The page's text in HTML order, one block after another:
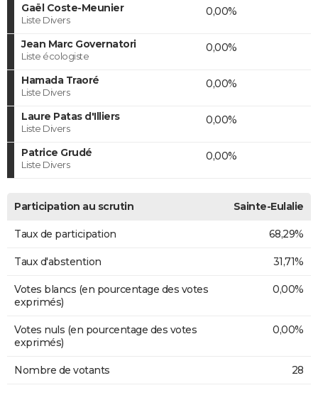
Gaël Coste-Meunier
Liste Divers
0,00%
Jean Marc Governatori
Liste écologiste
0,00%
Hamada Traoré
Liste Divers
0,00%
Laure Patas d'Illiers
Liste Divers
0,00%
Patrice Grudé
Liste Divers
0,00%
Participation au scrutin Sainte-Eulalie
Taux de participation 68,29%
Taux d'abstention 31,71%
Votes blancs (en pourcentage des votes
exprimés)
0,00%
Votes nuls (en pourcentage des votes
exprimés)
0,00%
Nombre de votants 28